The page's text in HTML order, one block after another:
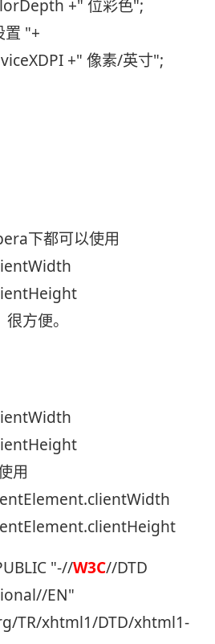
+" 位彩色";
置 "+
+" 像素/英寸";
下都可以使用
方便。
用
"-//W3C//DTD
EN"
TR/xhtml1/DTD/xhtml1-